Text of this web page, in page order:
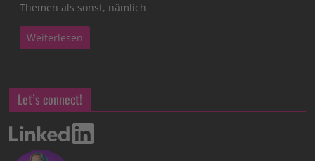
Themen als sonst, nämlich
Weiterlesen
Let’s connect!